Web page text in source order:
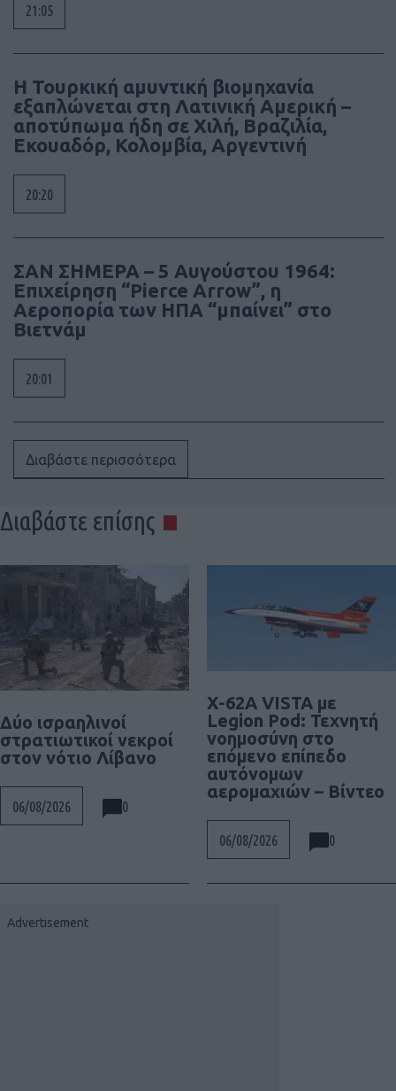
21:05
Η Τουρκική αμυντική βιομηχανία
εξαπλώνεται στη Λατινική Αμερική –
αποτύπωμα ήδη σε Χιλή, Βραζιλία,
Εκουαδόρ, Κολομβία, Αργεντινή
20:20
ΣΑΝ ΣΗΜΕΡΑ – 5 Αυγούστου 1964:
Επιχείρηση “Pierce Arrow”, η
Αεροπορία των ΗΠΑ “μπαίνει” στο
Βιετνάμ
20:01
Διαβάστε περισσότερα
Διαβάστε επίσης
Δύο ισραηλινοί
στρατιωτικοί νεκροί
στον νότιο Λίβανο
06/08/2026 0
X-62A VISTA με
Legion Pod: Τεχνητή
νοημοσύνη στο
επόμενο επίπεδο
αυτόνομων
αερομαχιών – Βίντεο
06/08/2026 0